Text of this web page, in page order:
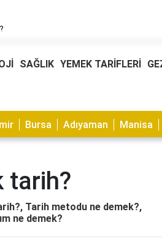
SAĞLIK YEMEK TARİFLERİ
Bursa Adıyaman Manisa
tarih?
Tarih metodu ne demek?,
ne demek?